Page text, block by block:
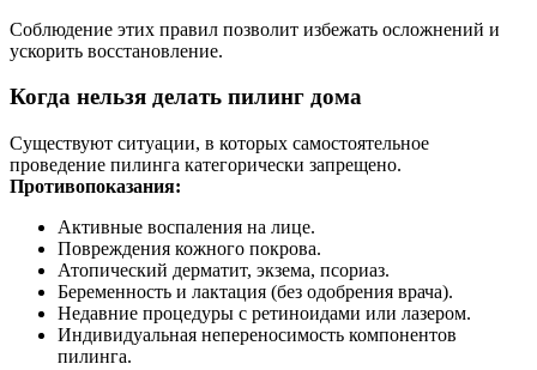
Соблюдение этих правил позволит избежать осложнений и
ускорить восстановление.
Когда нельзя делать пилинг дома
Существуют ситуации, в которых самостоятельное
проведение пилинга категорически запрещено.
Противопоказания:
Активные воспаления на лице.
Повреждения кожного покрова.
Атопический дерматит, экзема, псориаз.
Беременность и лактация (без одобрения врача).
Недавние процедуры с ретиноидами или лазером.
Индивидуальная непереносимость компонентов
пилинга.